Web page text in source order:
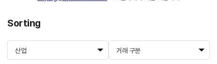
Sorting
산업 거래 구분